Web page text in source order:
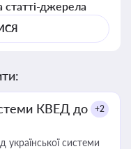
статті-джерела
КВЕД до
+2
української системи